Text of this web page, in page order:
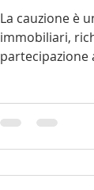
La cauzione è un elemento fondamentale nelle aste
immobiliari,
partecipazione